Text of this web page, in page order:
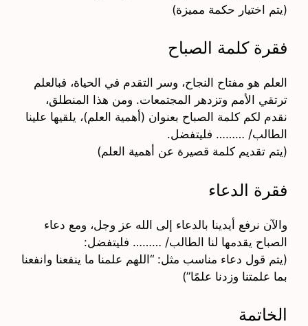
(يتم اختيار حكمة مميزة)
فقرة كلمة الصباح
العلم هو مفتاح النجاح، وسر التقدم في الحياة، فبالعلم
ترتقي الأمم وتزدهر المجتمعات. ومن هذا المنطلق،
نقدم لكم كلمة الصباح بعنوان (أهمية العلم)، يلقيها علينا
الطالب/ ……… فليتفضل.
(يتم تقديم كلمة قصيرة عن أهمية العلم)
فقرة الدعاء
والآن نرفع أيدينا بالدعاء إلى الله عز وجل، ومع دعاء
الصباح يقدمها لنا الطالب/ ……… فليتفضل:
(يتم قول دعاء مناسب مثل: “اللهم علمنا ما ينفعنا وانفعنا
بما علمتنا وزدنا علمًا”)
الخاتمة